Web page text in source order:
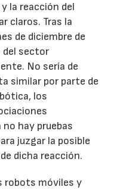
la reacción del
claros. Tras la
de diciembre de
del sector
No sería de
similar por parte de
los
hay pruebas
juzgar la posible
dicha reacción.
robots móviles y